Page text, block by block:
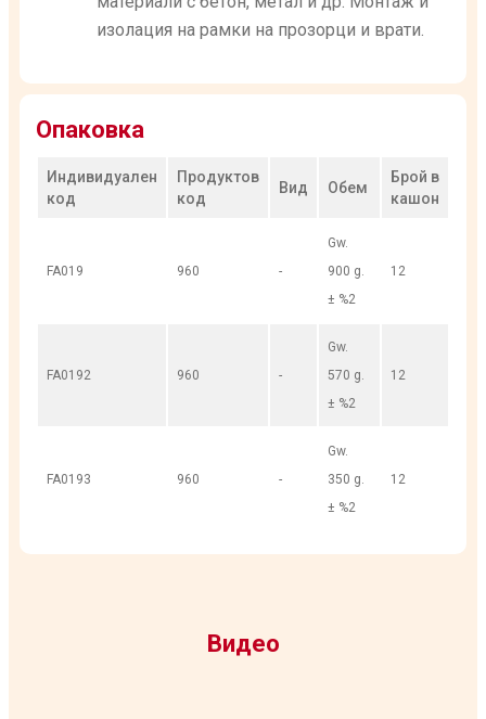
изолация на рамки на прозорци и врати.
Опаковка
Индивидуален
код
Продуктов
код
Вид Обем
Брой в
кашон
FA019 960 -
Gw.
900 g.
± %2
12
FA0192 960 -
Gw.
570 g.
± %2
12
FA0193 960 -
Gw.
350 g.
± %2
12
Видео